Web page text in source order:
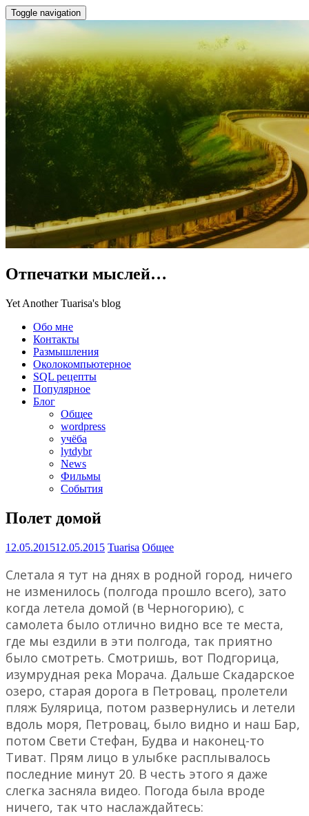
Toggle navigation
Отпечатки мыслей…
Yet Another Tuarisa's blog
Обо мне
Контакты
Размышления
Околокомпьютерное
SQL рецепты
Популярное
Блог
Общее
wordpress
учёба
lytdybr
News
Фильмы
События
Полет домой
12.05.201512.05.2015 Tuarisa Общее
Слетала я тут на днях в родной город, ничего
не изменилось (полгода прошло всего), зато
когда летела домой (в Черногорию), с
самолета было отлично видно все те места,
где мы ездили в эти полгода, так приятно
было смотреть. Смотришь, вот Подгорица,
изумрудная река Морача. Дальше Скадарское
озеро, старая дорога в Петровац, пролетели
пляж Булярица, потом развернулись и летели
вдоль моря, Петровац, было видно и наш Бар,
потом Свети Стефан, Будва и наконец-то
Тиват. Прям лицо в улыбке расплывалось
последние минут 20. В честь этого я даже
слегка засняла видео. Погода была вроде
ничего, так что наслаждайтесь: